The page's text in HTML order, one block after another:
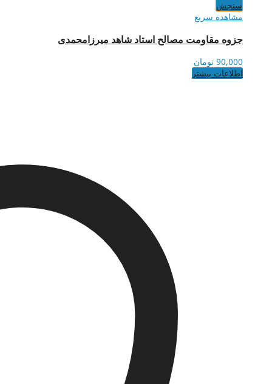
سنجش
مشاهده سریع
جزوه مقاومت مصالح استاد شاهد میرزامحمدی
90,000 تومان
اطلاعات بیشتر